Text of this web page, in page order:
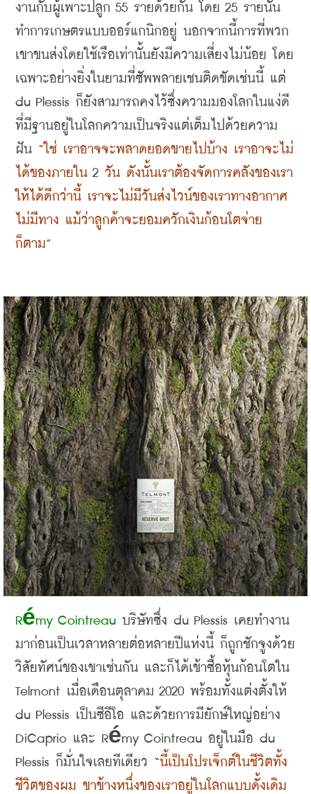
งานกับผู้เพาะปลูก 55 รายด้วยกัน โดย 25 รายนั้น
ทำการเกษตรแบบออร์แกนิกอยู่ นอกจากนี้การที่พวก
เขาขนส่งโดยใช้เรือเท่านั้นยังมีความเสี่ยงไม่น้อย โดย
เฉพาะอย่างยิ่งในยามที่ซัพพลายเชนติดขัดเช่นนี้ แต่
du Plessis ก็ยังสามารถคงไว้ซึ่งความมองโลกในแง่ดี
ที่มีฐานอยู่ในโลกความเป็นจริงแต่เต็มไปด้วยความ
ฝัน “ ใช่ เราอาจจะพลาดยอดขายไปบ้าง เราอาจะไม่
ได้ของภายใน 2 วัน ดังนั้นเราต้องจัดการคลังของเรา
ให้ได้ดีกว่านี้ เราจะไม่มีวันส่งไวน์ของเราทางอากาศ
ไม่มีทาง แม้ว่าลูกค้าจะยอมควักเงินก้อนโตจ่าย
ก็ตาม”
Rémy Cointreau บริษัทซึ่ง du Plessis เคยทำงาน
มาก่อนเป็นเวลาหลายต่อหลายปีแห่งนี้ ก็ถูกชักจูงด้วย
วิสัยทัศน์ของเขาเช่นกัน และก็ได้เข้าซื้อหุ้นก้อนโตใน
Telmont เมื่อเดือนตุลาคม 2020 พร้อมทั้งแต่งตั้งให้
du Plessis เป็นซีอีโอ และด้วยการมียักษ์ใหญ่อย่าง
DiCaprio และ Rémy Cointreau อยู่ในมือ du
Plessis ก็มั่นใจเลยทีเดียว “นี้เป็นโปรเจ็กต์ในชีวิตทั้ง
ชีวิตของผม ขาข้างหนึ่งของเราอยู่ในโลกแบบดั้งเดิม